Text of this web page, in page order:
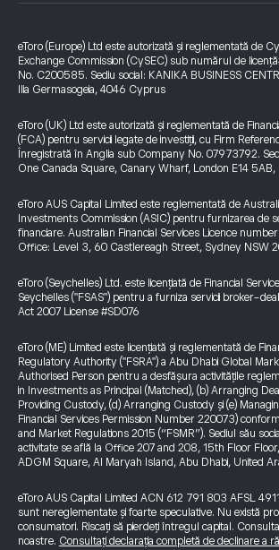
eToro (Europe) Ltd este autorizată și reglementată de
Exchange Commission (CySEC) sub numărul de
No. C200585. Sediu social: KANIKA BUSINESS
Ilia Germasogeia, 4046 Cyprus
eToro (UK) Ltd este autorizată și reglementată de
(FCA) pentru servicii legate de investiții, cu Firm
Înregistrată în Anglia sub Company No. 07973792.
One Canada Square, Canary Wharf, London E14 5AB,
eToro AUS Capital Limited este reglementată de
Investments Commission (ASIC) pentru furnizarea de
financiare. Australian Financial Services Licence
Office: Level 3, 60 Castlereagh Street, Sydney NSW
eToro (Seychelles) Ltd. este licențiată de Financial
Seychelles ("FSAS") pentru a furniza servicii broker-
Act 2007 License #SD076
eToro (ME) Limited este licențiată și reglementată de
Regulatory Authority ("FSRA") a Abu Dhabi Global
Authorised Person pentru a desfășura activitățile
in Investments as Principal (Matched), (b) Arranging
Providing Custody, (d) Arranging Custody și (e)
Financial Services Permission Number 220073)
and Market Regulations 2015 (“FSMR”). Sediul său
activitate se află la Office 207 and 208, 15th Floor
ADGM Square, Al Maryah Island, Abu Dhabi, United
eToro AUS Capital Limited ACN 612 791 803 AFSL
sunt nereglementate și foarte speculative. Nu există
consumatori. Riscați să pierdeți întregul capital.
noastre. Consultați declarația completă de declinare a